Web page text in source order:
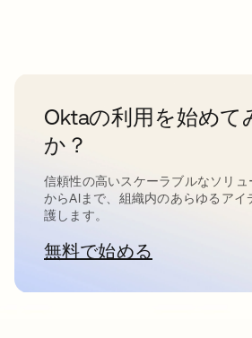
Oktaの利用を始めて
か？
信頼性の高いスケーラブルなソリュ
からAIまで、組織内のあらゆるアイ
護します。
無料で始める新しいタブで開く